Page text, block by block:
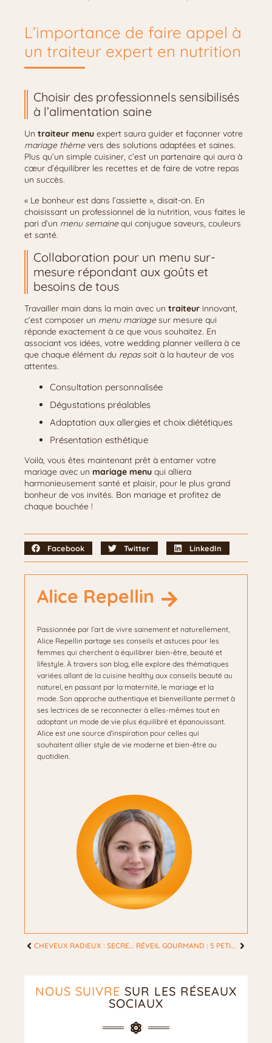
L’importance de faire appel à
un traiteur expert en nutrition
Choisir des professionnels sensibilisés
à l’alimentation saine
Un traiteur menu expert saura guider et façonner votre
mariage thèmevers des solutions adaptées et saines.
Plus qu’un simple cuisiner, c’est un partenaire qui aura à
cœur d’équilibrer les recettes et de faire de votre repas
un succès.
« Le bonheur est dans l’assiette », disait-on. En
choisissant un professionnel de la nutrition, vous faites le
pari d’un menu semainequi conjugue saveurs, couleurs
et santé.
Collaboration pour un menu sur-
mesure répondant aux goûts et
besoins de tous
Travailler main dans la main avec un traiteur innovant,
c’est composer un menu mariagesur mesure qui
réponde exactement à ce que vous souhaitez. En
associant vos idées, votre wedding planner veillera à ce
que chaque élément du repassoit à la hauteur de vos
attentes.
Consultation personnalisée
Dégustations préalables
Adaptation aux allergies et choix diététiques
Présentation esthétique
Voilà, vous êtes maintenant prêt à entamer votre
mariage avec un mariage menu qui alliera
harmonieusement santé et plaisir, pour le plus grand
bonheur de vos invités. Bon mariage et profitez de
chaque bouchée !
Facebook Twitter LinkedIn
Alice Repellin
Passionnée par l’art de vivre sainement et naturellement,
Alice Repellin partage ses conseils et astuces pour les
femmes qui cherchent à équilibrer bien-être, beauté et
lifestyle. À travers son blog, elle explore des thématiques
variées allant de la cuisine healthy aux conseils beauté au
naturel, en passant par la maternité, le mariage et la
mode. Son approche authentique et bienveillante permet à
ses lectrices de se reconnecter à elles-mêmes tout en
adoptant un mode de vie plus équilibré et épanouissant.
Alice est une source d’inspiration pour celles qui
souhaitent allier style de vie moderne et bien-être au
quotidien.
CHEVEUX RADIEUX : SECRETS DE SOINS MAISON ÉTONNAMMENT EFFICACES ! RÉVEIL GOURMAND : 5 PETITS-DÉJEUNERS SAINS POUR ENCHANTER VOS MATINS DE FEMME
NOUS SUIVRE SUR LES RÉSEAUX
SOCIAUX